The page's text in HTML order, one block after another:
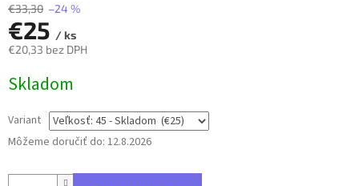
€33,30 –24 %
€25 / ks
€20,33 bez DPH
cena:
Skladom
Variant
Môžeme doručiť do: 12.8.2026